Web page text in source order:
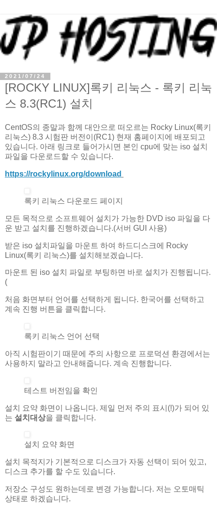
2021/07/24
[ROCKY LINUX]록키 리눅스 - 록키 리눅
스 8.3(RC1) 설치
CentOS의 종말과 함께 대안으로 떠오르는 Rocky Linux(록키
리눅스) 8.3 시험판 버전이(RC1) 현재 홈페이지에 배포되고
있습니다. 아래 링크로 들어가시면 본인 cpu에 맞는 iso 설치
파일을 다운로드할 수 있습니다.
https://rockylinux.org/download
록키 리눅스 다운로드 페이지
모든 목적으로 소프트웨어 설치가 가능한 DVD iso 파일을 다
운 받고 설치를 진행하겠습니다.(서버 GUI 사용)
받은 iso 설치파일을 마운트 하여 하드디스크에 Rocky
Linux(록키 리눅스)를 설치해보겠습니다.
마운트 된 iso 설치 파일로 부팅하면 바로 설치가 진행됩니다.
(
처음 화면부터 언어를 선택하게 됩니다. 한국어를 선택하고
계속 진행 버튼을 클릭합니다.
록키 리눅스 언어 선택
아직 시험판이기 때문에 주의 사항으로 프로덕션 환경에서는
사용하지 말라고 안내해줍니다. 계속 진행합니다.
테스트 버전임을 확인
설치 요약 화면이 나옵니다. 제일 먼저 주의 표시(!)가 되어 있
는 설치대상을 클릭합니다.
설치 요약 화면
설치 목적지가 기본적으로 디스크가 자동 선택이 되어 있고,
디스크 추가를 할 수도 있습니다.
저장소 구성도 원하는데로 변경 가능합니다. 저는 오토매틱
상태로 하겠습니다.